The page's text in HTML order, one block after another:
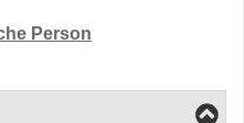
Person